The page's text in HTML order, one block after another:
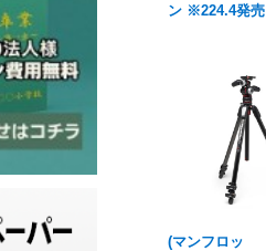
ン ※224.4発売
(マンフロッ